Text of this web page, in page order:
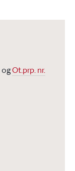
ogOt.prp. nr.